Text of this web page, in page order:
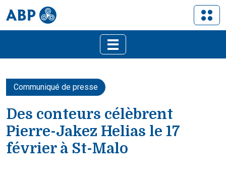
Communiqué de presse
Des conteurs célèbrent
Pierre-Jakez Helias le 17
février à St-Malo